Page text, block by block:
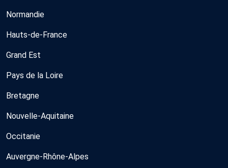
Normandie
Hauts-de-France
Grand Est
Pays de la Loire
Bretagne
Nouvelle-Aquitaine
Occitanie
Auvergne-Rhône-Alpes